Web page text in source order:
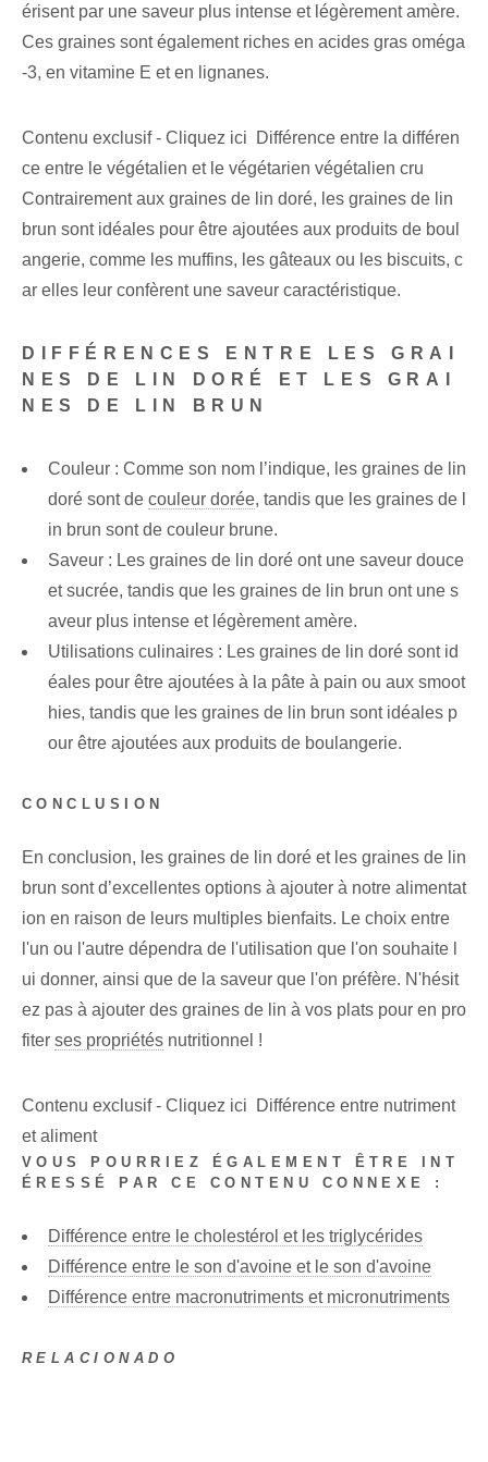
érisent par une saveur plus intense et légèrement amère.
Ces graines sont également riches en acides gras oméga
-3, en vitamine E et en lignanes.
Contenu exclusif - Cliquez ici Différence entre la différen
ce entre le végétalien et le végétarien végétalien cru
Contrairement aux graines de lin doré, les graines de lin
brun sont idéales pour être ajoutées aux produits de boul
angerie, comme les muffins, les gâteaux ou les biscuits, c
ar elles leur confèrent une saveur caractéristique.
DIFFÉRENCES ENTRE LES GRAI
NES DE LIN DORÉ ET LES GRAI
NES DE LIN BRUN
Couleur : Comme son nom l’indique, les graines de lin
doré sont de couleur dorée, tandis que les graines de l
in brun sont de couleur brune.
Saveur : Les graines de lin doré ont une saveur douce
et sucrée, tandis que les graines de lin brun ont une s
aveur plus intense et légèrement amère.
Utilisations culinaires : Les graines de lin doré sont id
éales pour être ajoutées à la pâte à pain ou aux smoot
hies, tandis que les graines de lin brun sont idéales p
our être ajoutées aux produits de boulangerie.
CONCLUSION
En conclusion, les graines de lin doré et les graines de lin
brun sont d’excellentes options à ajouter à notre alimentat
ion en raison de leurs multiples bienfaits. Le choix entre
l'un ou l'autre dépendra de l'utilisation que l'on souhaite l
ui donner, ainsi que de la saveur que l'on préfère. N'hésit
ez pas à ajouter des graines de lin à vos plats pour en pro
fiter ses propriétés nutritionnel !
Contenu exclusif - Cliquez ici Différence entre nutriment
et aliment
VOUS POURRIEZ ÉGALEMENT ÊTRE INT
ÉRESSÉ PAR CE CONTENU CONNEXE :
Différence entre le cholestérol et les triglycérides
Différence entre le son d'avoine et le son d'avoine
Différence entre macronutriments et micronutriments
RELACIONADO